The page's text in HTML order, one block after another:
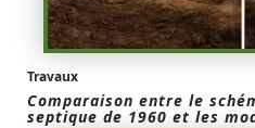
Travaux
Comparaison entre le
septique de 1960 et les